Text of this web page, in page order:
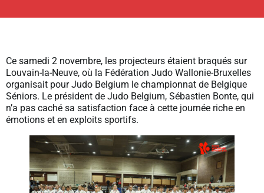
Ce samedi 2 novembre, les projecteurs étaient braqués sur
Louvain-la-Neuve, où la Fédération Judo Wallonie-Bruxelles
organisait pour Judo Belgium le championnat de Belgique
Séniors. Le président de Judo Belgium, Sébastien Bonte, qui
n’a pas caché sa satisfaction face à cette journée riche en
émotions et en exploits sportifs.